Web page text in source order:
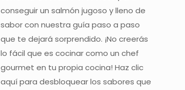
conseguir un salmón jugoso y lleno de
sabor con nuestra guía paso a paso
que te dejará sorprendido. ¡No creerás
lo fácil que es cocinar como un chef
gourmet en tu propia cocina! Haz clic
aquí para desbloquear los sabores que